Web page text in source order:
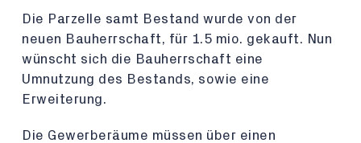
Die Parzelle samt Bestand wurde von der
neuen Bauherrschaft, für 1.5 mio. gekauft. Nun
wünscht sich die Bauherrschaft eine
Umnutzung des Bestands, sowie eine
Erweiterung.
Die Gewerberäume müssen über einen